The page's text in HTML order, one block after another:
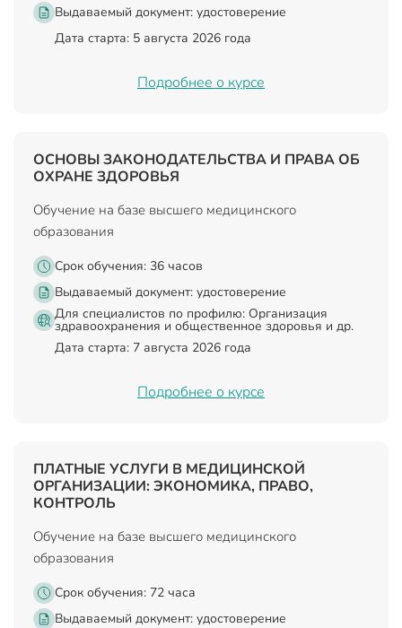
Выдаваемый документ: удостоверение
Дата старта: 5 августа 2026 года
Подробнее о курсе
ОСНОВЫ ЗАКОНОДАТЕЛЬСТВА И ПРАВА ОБ
ОХРАНЕ ЗДОРОВЬЯ
Обучение на базе высшего медицинского
образования
Срок обучения: 36 часов
Выдаваемый документ: удостоверение
Для специалистов по профилю: Организация
здравоохранения и общественное здоровья и др.
Дата старта: 7 августа 2026 года
Подробнее о курсе
ПЛАТНЫЕ УСЛУГИ В МЕДИЦИНСКОЙ
ОРГАНИЗАЦИИ: ЭКОНОМИКА, ПРАВО,
КОНТРОЛЬ
Обучение на базе высшего медицинского
образования
Срок обучения: 72 часа
Выдаваемый документ: удостоверение